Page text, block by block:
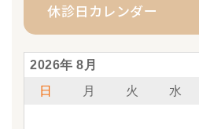
休診日カレンダー
2026年 8月
日
月 火 水